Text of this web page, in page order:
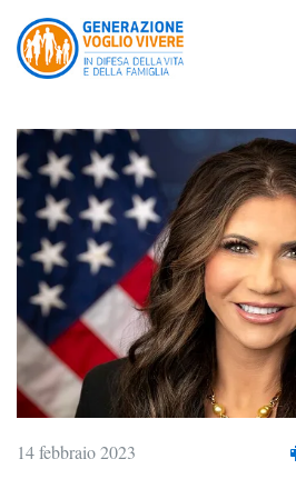
14 febbraio 2023